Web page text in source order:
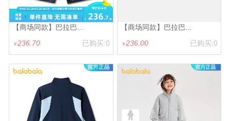
【商场同款】巴拉巴...
已购买:0
￥236.70
【商场同款】巴拉巴...
已购买:0
￥236.00